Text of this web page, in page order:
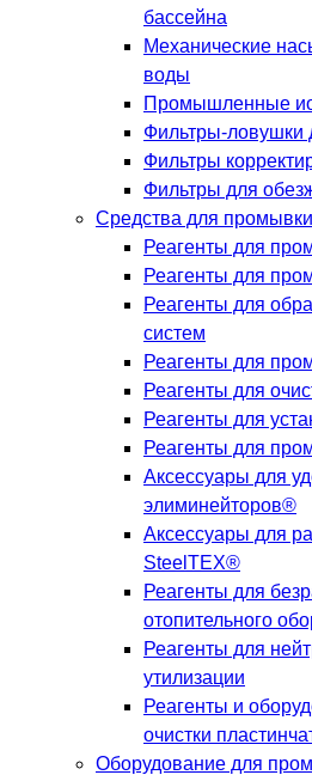
бассейна
Механические
воды
Промышленные
Фильтры-ловушки
Фильтры
Фильтры для
Средства для
Реагенты для
Реагенты для
Реагенты для
систем
Реагенты для
Реагенты для
Реагенты для
Реагенты для
Аксессуары для
элиминейторов®
Аксессуары для
SteelTEX®
Реагенты для
отопительного
Реагенты для
утилизации
Реагенты и
очистки
Оборудование для